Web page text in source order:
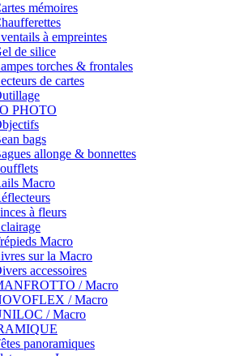
mémoires
à empreintes
de silice
torches & frontales
de cartes
PHOTO
bags
allonge & bonnettes
Macro
à fleurs
Macro
sur la Macro
accessoires
/ Macro
/ Macro
/ Macro
panoramiques